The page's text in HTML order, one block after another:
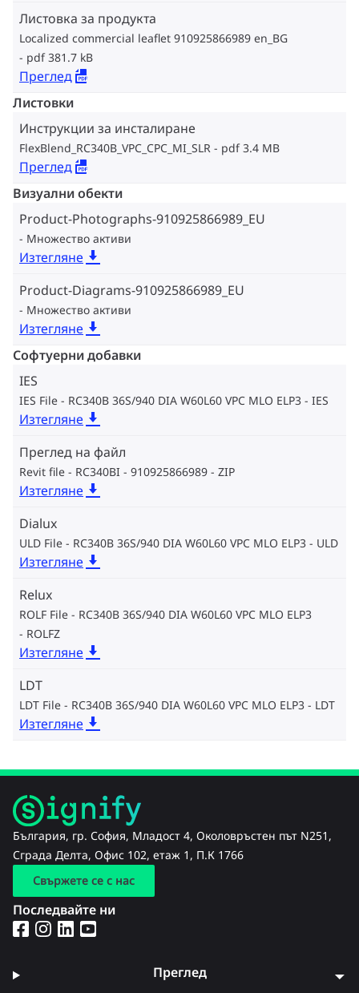
Листовка за продукта
Localized commercial leaflet 910925866989 en_BG
pdf 381.7 kB
Преглед
Листовки
Инструкции за инсталиране
FlexBlend_RC340B_VPC_CPC_MI_SLR pdf 3.4 MB
Преглед
Визуални обекти
Product-Photographs-910925866989_EU
Множество активи
Изтегляне
Product-Diagrams-910925866989_EU
Множество активи
Изтегляне
Софтуерни добавки
IES
IES File - RC340B 36S/940 DIA W60L60 VPC MLO ELP3 IES
Изтегляне
Преглед на файл
Revit file - RC340BI - 910925866989 ZIP
Изтегляне
Dialux
ULD File - RC340B 36S/940 DIA W60L60 VPC MLO ELP3 ULD
Изтегляне
Relux
ROLF File - RC340B 36S/940 DIA W60L60 VPC MLO ELP3
ROLFZ
Изтегляне
LDT
LDT File - RC340B 36S/940 DIA W60L60 VPC MLO ELP3 LDT
Изтегляне
България, гр. София, Младост 4, Околовръстен път N251,
Сграда Делта, Офис 102, етаж 1, П.К 1766
Свържете се с нас
Последвайте ни
Преглед